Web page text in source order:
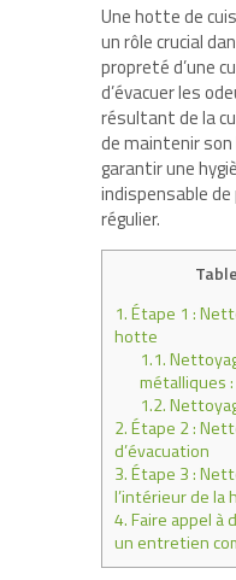
Une hotte de
un rôle crucial
propreté d’une
d’évacuer les
résultant de la
de maintenir
garantir une
indispensable
régulier.
1.Étape 1 :
hotte
1.1.
métalliques :
1.2.
2.Étape 2 :
d’évacuation
3.Étape 3 :
l’intérieur de la
4.Faire appel à
un entretien